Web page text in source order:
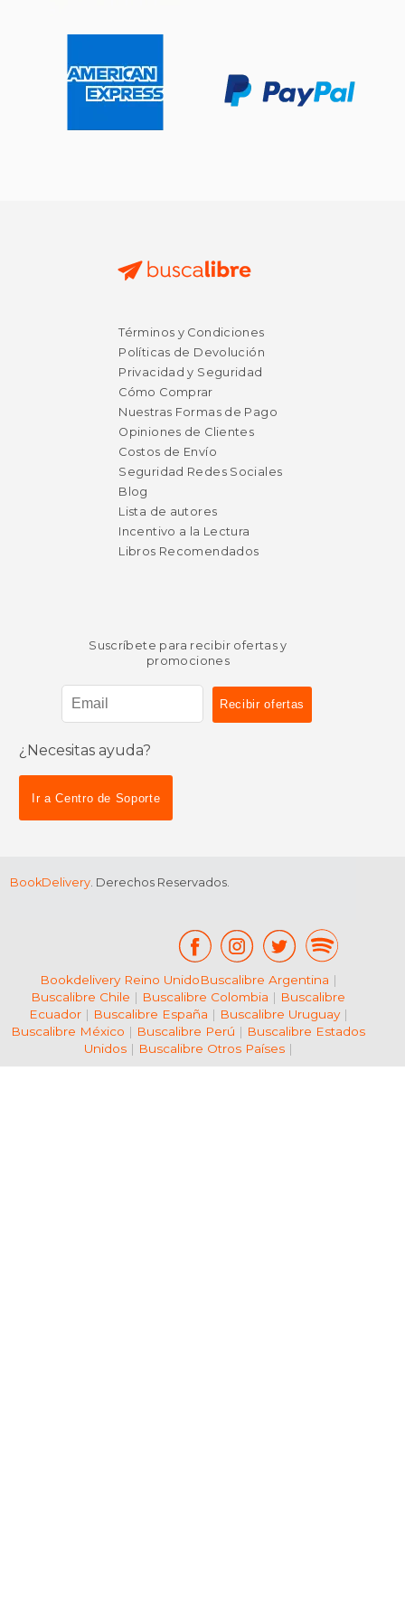
$ 17.99
$ 15.29
15%
dcto.
15%
dcto.
Términos y Condiciones
Políticas de Devolución
Privacidad y Seguridad
Cómo Comprar
Nuestras Formas de Pago
Opiniones de Clientes
Costos de Envío
Seguridad Redes Sociales
Blog
Lista de autores
Incentivo a la Lectura
Libros Recomendados
Suscríbete para recibir ofertas y
promociones
¿Necesitas ayuda?
Ir a Centro de Soporte
BookDelivery. Derechos Reservados.
Bookdelivery Reino UnidoBuscalibre Argentina |
Buscalibre Chile | Buscalibre Colombia | Buscalibre
Ecuador| Buscalibre España | Buscalibre Uruguay|
Buscalibre México | Buscalibre Perú | Buscalibre Estados
Unidos| Buscalibre Otros Países|